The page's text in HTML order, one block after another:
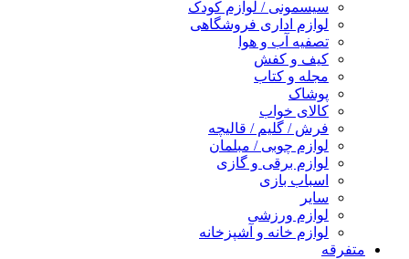
سیسمونی / لوازم کودک
لوازم اداری فروشگاهی
تصفیه آب و هوا
کیف و کفش
مجله و کتاب
پوشاک
کالای خواب
فرش / گلیم / قالیچه
لوازم چوبی / مبلمان
لوازم برقی و گازی
اسباب بازی
سایر
لوازم ورزشی
لوازم خانه و آشپزخانه
متفرقه